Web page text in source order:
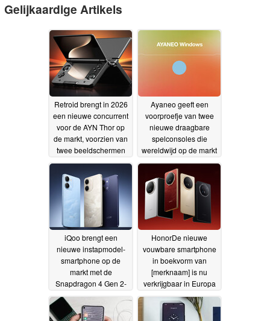
Gelijkaardige Artikels
Retroid brengt in 2026
een nieuwe concurrent
voor de AYN Thor op
de markt, voorzien van
twee beeldschermen
05-07-2026
Ayaneo geeft een
voorproefje van twee
nieuwe draagbare
spelconsoles die
wereldwijd op de markt
zullen komen04-07-2026
iQoo brengt een
nieuwe instapmodel-
smartphone op de
markt met de
Snapdragon 4 Gen 2-
chipset03-07-2026
HonorDe nieuwe
vouwbare smartphone
in boekvorm van
[merknaam] is nu
verkrijgbaar in Europa
01-07-2026